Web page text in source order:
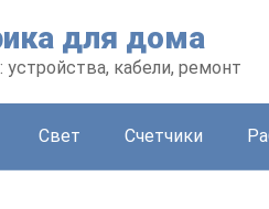
для дома
кабели, ремонт
Свет Счетчики